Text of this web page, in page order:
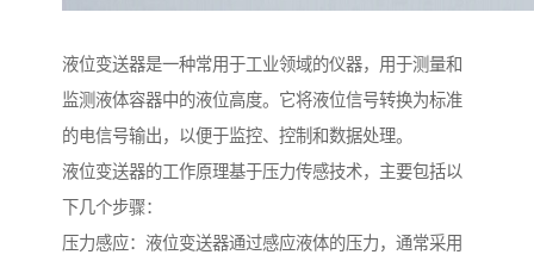
液位变送器是一种常用于工业领域的仪器，用于测量和
监测液体容器中的液位高度。它将液位信号转换为标准
的电信号输出，以便于监控、控制和数据处理。
液位变送器的工作原理基于压力传感技术，主要包括以
下几个步骤：
压力感应：液位变送器通过感应液体的压力，通常采用